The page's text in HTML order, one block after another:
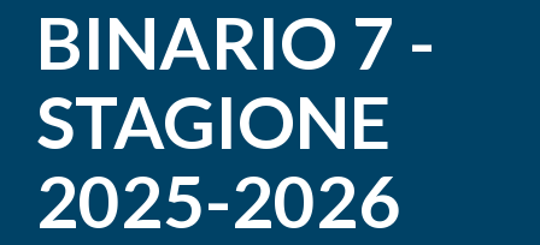
BINARIO 7 -
STAGIONE
2025-2026